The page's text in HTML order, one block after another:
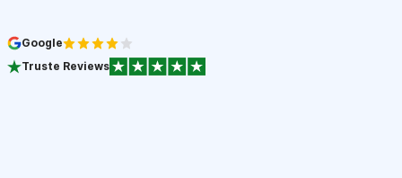
Google
Truste Reviews